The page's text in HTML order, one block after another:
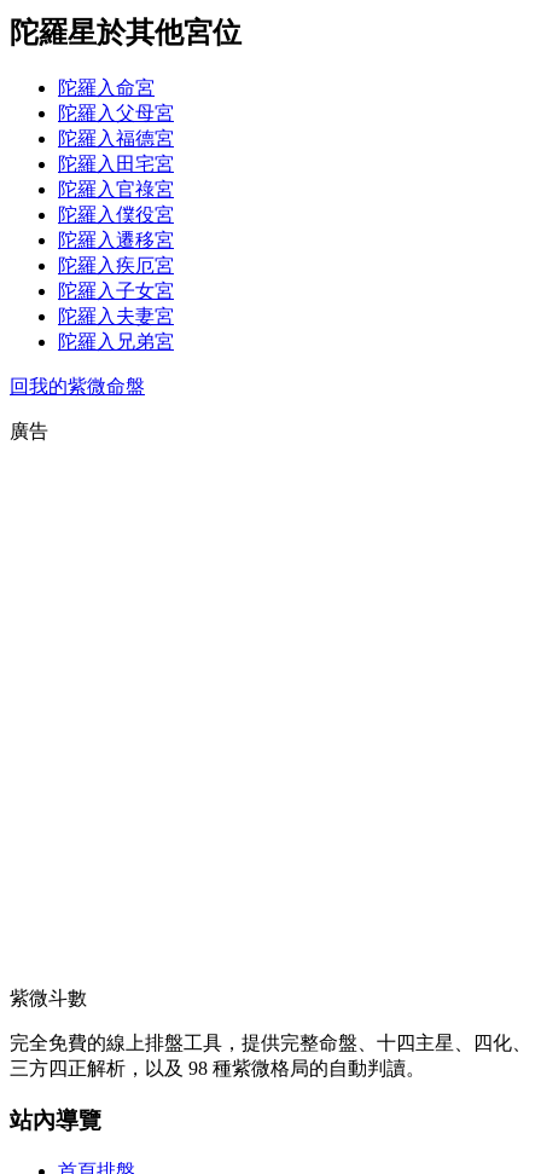
陀羅星於其他宮位
陀羅入命宮
陀羅入父母宮
陀羅入福德宮
陀羅入田宅宮
陀羅入官祿宮
陀羅入僕役宮
陀羅入遷移宮
陀羅入疾厄宮
陀羅入子女宮
陀羅入夫妻宮
陀羅入兄弟宮
回我的紫微命盤
廣告
紫微斗數
完全免費的線上排盤工具，提供完整命盤、十四主星、四化、
三方四正解析，以及 98 種紫微格局的自動判讀。
站內導覽